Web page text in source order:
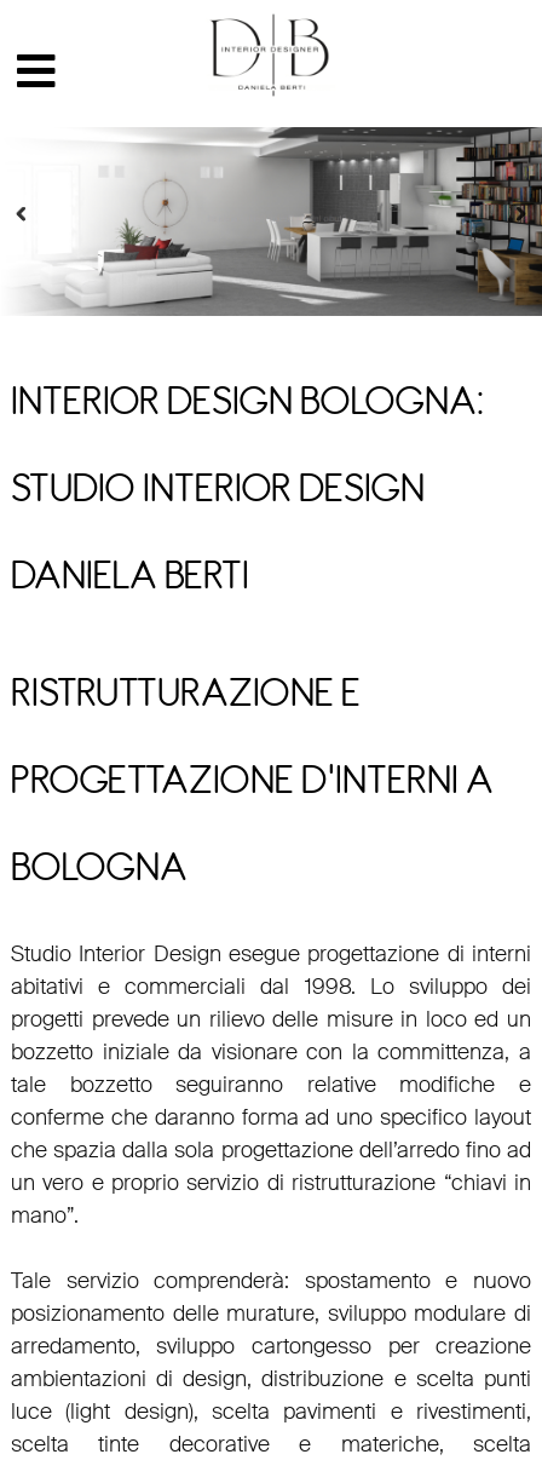
INTERIOR DESIGN BOLOGNA:
STUDIO INTERIOR DESIGN
DANIELA BERTI
RISTRUTTURAZIONE E
PROGETTAZIONE D'INTERNI A
BOLOGNA
Studio Interior Design esegue progettazione di interni
abitativi e commerciali dal 1998. Lo sviluppo dei
progetti prevede un rilievo delle misure in loco ed un
bozzetto iniziale da visionare con la committenza, a
tale bozzetto seguiranno relative modifiche e
conferme che daranno forma ad uno specifico layout
che spazia dalla sola progettazione dell’arredofino ad
un vero e proprio servizio di ristrutturazione “chiavi in
mano”.
Tale servizio comprenderà: spostamento e nuovo
posizionamento delle murature, sviluppo modulare di
arredamento, sviluppo cartongesso per creazione
ambientazioni di design, distribuzione e scelta punti
luce (light design), scelta pavimenti e rivestimenti,
scelta tinte decorative e materiche, scelta